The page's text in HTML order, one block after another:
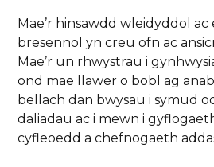
Mae’r hinsawdd wleidyddol ac
bresennol yn creu ofn ac
Mae’r un rhwystrau i
ond mae llawer o bobl ag
bellach dan bwysau i symud
daliadau ac i mewn i
cyfleoedd a chefnogaeth